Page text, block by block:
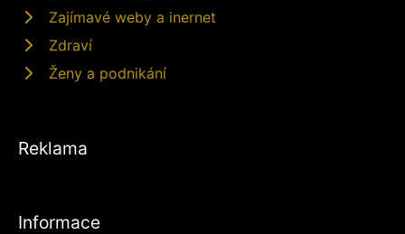
Zajímavé weby a inernet
Zdraví
Ženy a podnikání
Reklama
Informace